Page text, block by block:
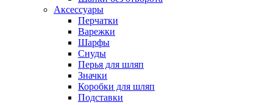
Аксессуары
Перчатки
Варежки
Шарфы
Снуды
Перья для шляп
Значки
Коробки для шляп
Подставки